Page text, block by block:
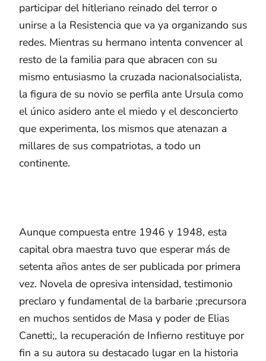
participar del hitleriano reinado del terror o
unirse a la Resistencia que va ya organizando sus
redes. Mientras su hermano intenta convencer al
resto de la familia para que abracen con su
mismo entusiasmo la cruzada nacionalsocialista,
la figura de su novio se perfila ante Ursula como
el único asidero ante el miedo y el desconcierto
que experimenta, los mismos que atenazan a
millares de sus compatriotas, a todo un
continente.
Aunque compuesta entre 1946 y 1948, esta
capital obra maestra tuvo que esperar más de
setenta años antes de ser publicada por primera
vez. Novela de opresiva intensidad, testimonio
preclaro y fundamental de la barbarie ;precursora
en muchos sentidos de Masa y poder de Elias
Canetti;, la recuperación de Infierno restituye por
fin a su autora su destacado lugar en la historia